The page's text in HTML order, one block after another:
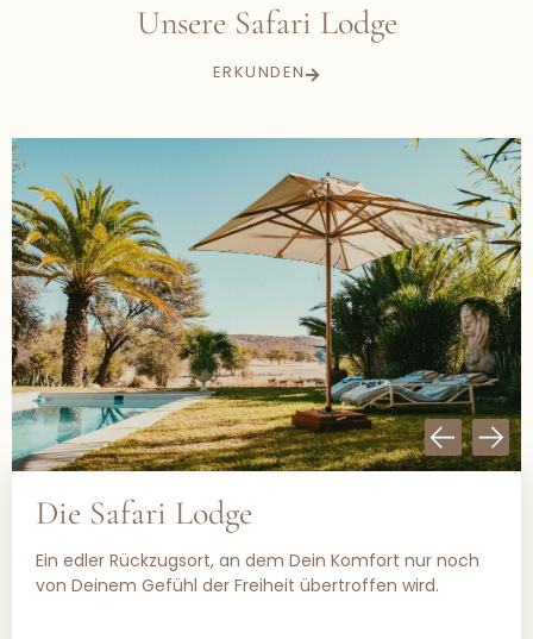
Unsere Safari Lodge
ERKUNDEN
Die Safari Lodge
Ein edler Rückzugsort, an dem Dein Komfort nur noch
von Deinem Gefühl der Freiheit übertroffen wird.